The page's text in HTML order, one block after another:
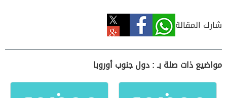
شارك المقالة
مواضيع ذات صلة بـ : دول جنوب أوروبا